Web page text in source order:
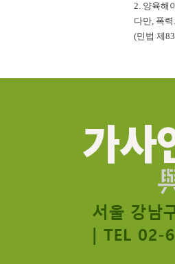
2. 양육해
다만, 폭
(민법 제